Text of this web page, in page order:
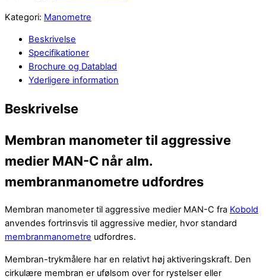
Kategori: Manometre
Beskrivelse
Specifikationer
Brochure og Datablad
Yderligere information
Beskrivelse
Membran manometer til aggressive
medier MAN-C når alm.
membranmanometre udfordres
Membran manometer til aggressive medier MAN-C fra Kobold
anvendes fortrinsvis til aggressive medier, hvor standard
membranmanometre udfordres.
Membran-trykmålere har en relativt høj aktiveringskraft. Den
cirkulære membran er ufølsom over for rystelser eller